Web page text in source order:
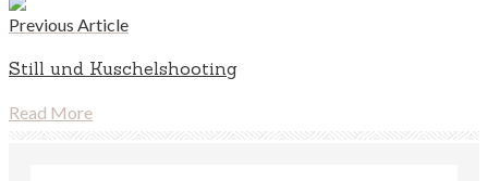
Previous Article
Still und Kuschelshooting
Read More